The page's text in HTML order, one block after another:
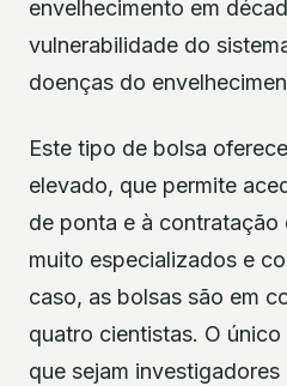
envelhecimento em
vulnerabilidade do
doenças do
Este tipo de bolsa
elevado, que permite
de ponta e à contratação
muito especializados e
caso, as bolsas são em
quatro cientistas. O
que sejam investigadores